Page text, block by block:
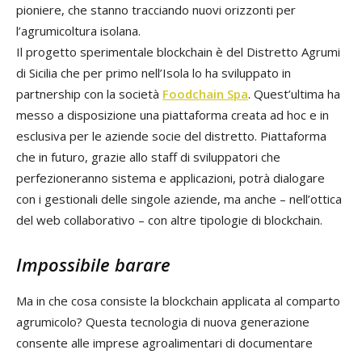
pioniere, che stanno tracciando nuovi orizzonti per
l’agrumicoltura isolana.
Il progetto sperimentale blockchain è del Distretto Agrumi
di Sicilia che per primo nell’Isola lo ha sviluppato in
partnership con la società Foodchain Spa. Quest’ultima ha
messo a disposizione una piattaforma creata ad hoc e in
esclusiva per le aziende socie del distretto. Piattaforma
che in futuro, grazie allo staff di sviluppatori che
perfezioneranno sistema e applicazioni, potrà dialogare
con i gestionali delle singole aziende, ma anche – nell’ottica
del web collaborativo – con altre tipologie di blockchain.
Impossibile barare
Ma in che cosa consiste la blockchain applicata al comparto
agrumicolo? Questa tecnologia di nuova generazione
consente alle imprese agroalimentari di documentare